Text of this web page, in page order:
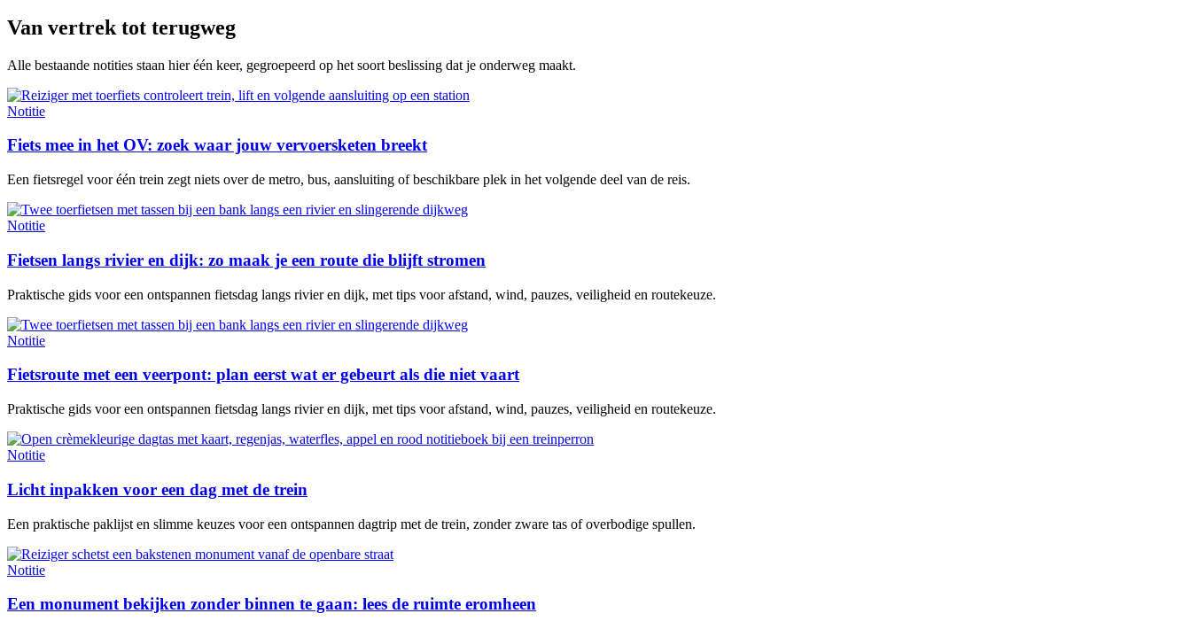
Van vertrek tot terugweg
Alle bestaande notities staan hier één keer, gegroepeerd op het soort beslissing dat je onderweg maakt.
Notitie
Fiets mee in het OV: zoek waar jouw vervoersketen breekt
Een fietsregel voor één trein zegt niets over de metro, bus, aansluiting of beschikbare plek in het volgende deel van de reis.
Notitie
Fietsen langs rivier en dijk: zo maak je een route die blijft stromen
Praktische gids voor een ontspannen fietsdag langs rivier en dijk, met tips voor afstand, wind, pauzes, veiligheid en routekeuze.
Notitie
Fietsroute met een veerpont: plan eerst wat er gebeurt als die niet vaart
Praktische gids voor een ontspannen fietsdag langs rivier en dijk, met tips voor afstand, wind, pauzes, veiligheid en routekeuze.
Notitie
Licht inpakken voor een dag met de trein
Een praktische paklijst en slimme keuzes voor een ontspannen dagtrip met de trein, zonder zware tas of overbodige spullen.
Notitie
Een monument bekijken zonder binnen te gaan: lees de ruimte eromheen